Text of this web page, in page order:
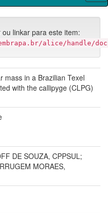
linkar para este item:
alice/handle/doc/
mass in a Brazilian Texel
with the callipyge (CLPG)
DE SOUZA, CPPSUL;
MORAES,